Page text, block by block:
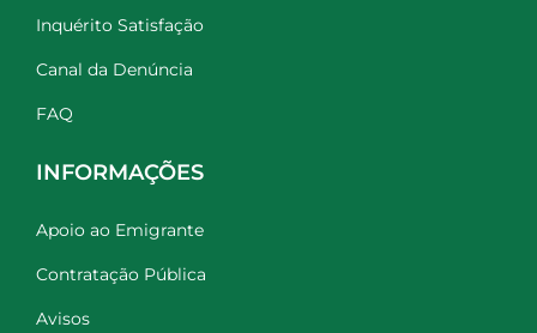
Inquérito Satisfação
Canal da Denúncia
FAQ
INFORMAÇÕES
Apoio ao Emigrante
Contratação Pública
Avisos